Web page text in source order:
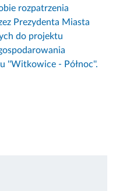
rozpatrzenia
Prezydenta Miasta
do projektu
''Witkowice - Północ''.